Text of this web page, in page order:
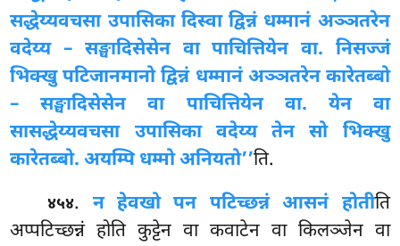
सद्धेय्यवचसा उपासिका दिस्वा द्विन्नं धम्मानं अञ्ञतरेन
वदेय्य – सङ्घादिसेसेन वा पाचित्तियेन वा. निसज्जं
भिक्खु पटिजानमानो द्विन्नं धम्मानं अञ्ञतरेन कारेतब्बो
– सङ्घादिसेसेन वा पाचित्तियेन वा. येन वा
सासद्धेय्यवचसा उपासिका वदेय्य तेन सो भिक्खु
कारेतब्बो. अयम्पि धम्मो अनियतो’’ति.
४५४. न हेवखो पन पटिच्छन्नं आसनं होतीति
अप्पटिच्छन्नं होति कुट्टेन वा कवाटेन वा किलञ्जेन वा